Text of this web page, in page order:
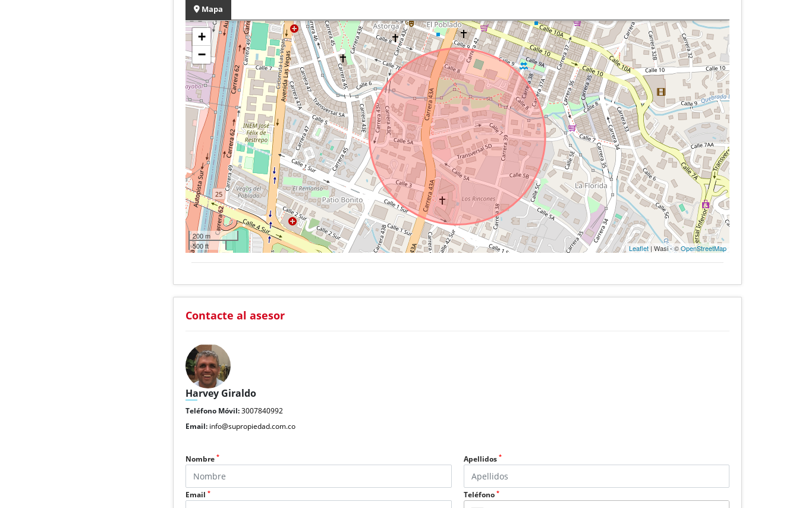
Mapa
+
−
200 m
500 ft
Leaflet| Wasi - ©OpenStreetMap
Contacte al asesor
Harvey Giraldo
Teléfono Móvil:3007840992
Email: info@supropiedad.com.co
Nombre* Apellidos *
Email* Teléfono *